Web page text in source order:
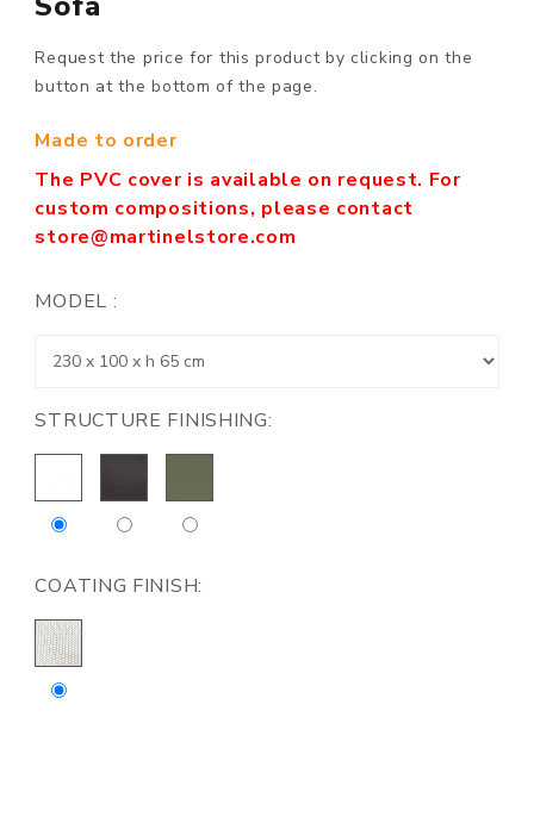
Request the price for this product by clicking on the
button at the bottom of the page.
Made to order
The PVC cover is available on request. For
custom compositions, please contact
store@martinelstore.com
MODEL :
STRUCTURE FINISHING:
COATING FINISH: